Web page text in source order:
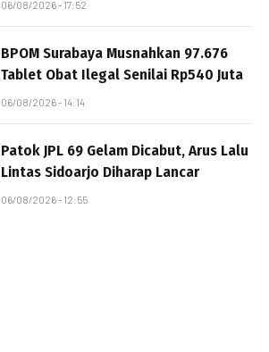
06/08/2026 - 17:52
BPOM Surabaya Musnahkan 97.676
Tablet Obat Ilegal Senilai Rp540 Juta
06/08/2026 - 14:14
Patok JPL 69 Gelam Dicabut, Arus Lalu
Lintas Sidoarjo Diharap Lancar
06/08/2026 - 12:55